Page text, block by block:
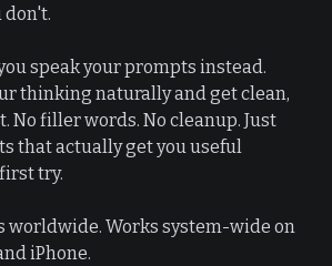
don't.
speak your prompts instead.
thinking naturally and get clean,
No filler words. No cleanup. Just
that actually get you useful
try.
worldwide. Works system-wide on
iPhone.